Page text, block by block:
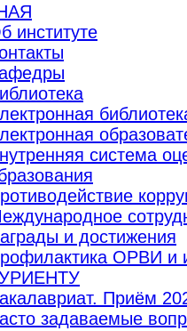
институте
система
и достижения
ОРВИ и
Приём
задаваемые